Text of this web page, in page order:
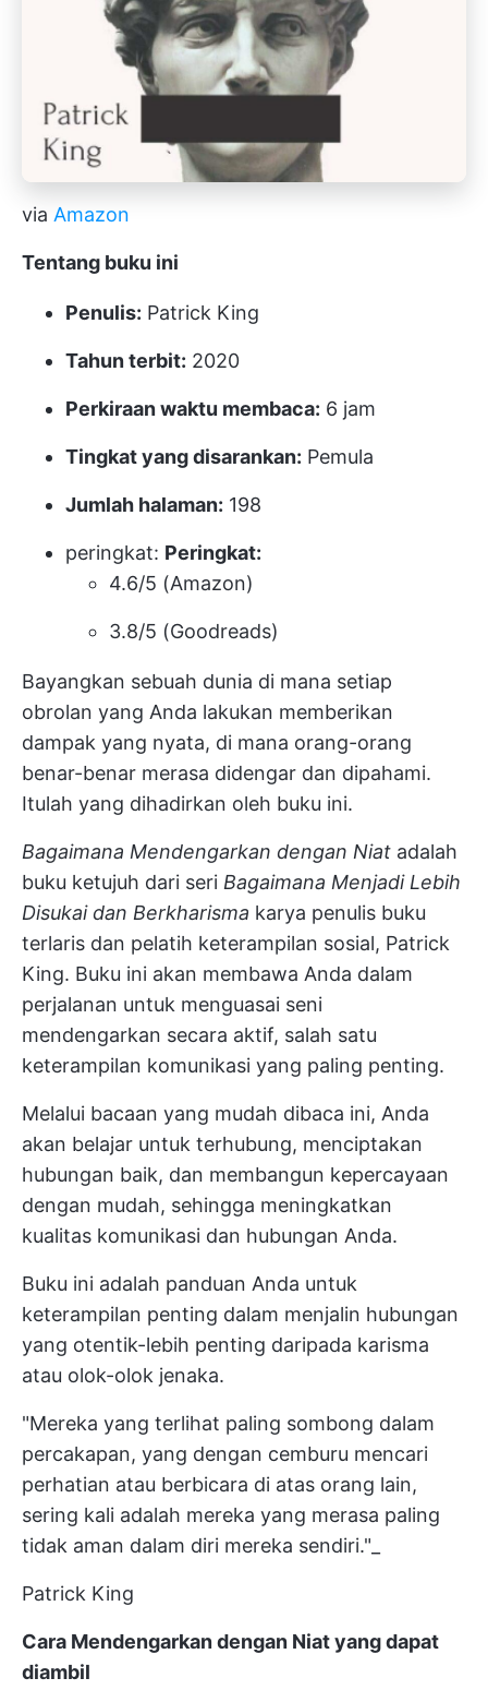
via Amazon
Tentang buku ini
Penulis: Patrick King
Tahun terbit: 2020
Perkiraan waktu membaca: 6 jam
Tingkat yang disarankan: Pemula
Jumlah halaman: 198
peringkat: Peringkat:
4.6/5 (Amazon)
3.8/5 (Goodreads)
Bayangkan sebuah dunia di mana setiap
obrolan yang Anda lakukan memberikan
dampak yang nyata, di mana orang-orang
benar-benar merasa didengar dan dipahami.
Itulah yang dihadirkan oleh buku ini.
Bagaimana Mendengarkan dengan Niat adalah
buku ketujuh dari seri Bagaimana Menjadi Lebih
Disukai dan Berkharisma karya penulis buku
terlaris dan pelatih keterampilan sosial, Patrick
King. Buku ini akan membawa Anda dalam
perjalanan untuk menguasai seni
mendengarkan secara aktif, salah satu
keterampilan komunikasi yang paling penting.
Melalui bacaan yang mudah dibaca ini, Anda
akan belajar untuk terhubung, menciptakan
hubungan baik, dan membangun kepercayaan
dengan mudah, sehingga meningkatkan
kualitas komunikasi dan hubungan Anda.
Buku ini adalah panduan Anda untuk
keterampilan penting dalam menjalin hubungan
yang otentik-lebih penting daripada karisma
atau olok-olok jenaka.
"Mereka yang terlihat paling sombong dalam
percakapan, yang dengan cemburu mencari
perhatian atau berbicara di atas orang lain,
sering kali adalah mereka yang merasa paling
tidak aman dalam diri mereka sendiri."_
Patrick King
Cara Mendengarkan dengan Niat yang dapat
diambil